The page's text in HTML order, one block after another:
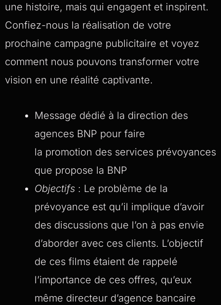
une histoire, mais qui engagent et inspirent.
Confiez-nous la réalisation de votre
prochaine campagne publicitaire et voyez
comment nous pouvons transformer votre
vision en une réalité captivante.
Message dédié à la direction des
agences BNP pour faire
la promotion des services prévoyances
que propose la BNP
Objectifs : Le problème de la
prévoyance est qu’il implique d’avoir
des discussions que l’on à pas envie
d’aborder avec ces clients. L’objectif
de ces films étaient de rappelé
l’importance de ces offres, qu’eux
même directeur d’agence bancaire